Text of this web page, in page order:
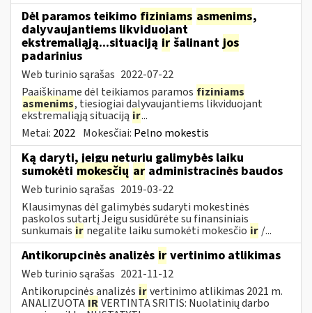
Dėl paramos teikimo fiziniams asmenims,
dalyvaujantiems likviduojant
ekstremaliąją...situaciją ir šalinant jos
padarinius
Web turinio sąrašas 2022-07-22
Paaiškiname dėl teikiamos paramos fiziniams
asmenims, tiesiogiai dalyvaujantiems likviduojant
ekstremaliąją situaciją ir...
Metai: 2022 Mokesčiai: Pelno mokestis
Ką daryti, jeigu neturiu galimybės laiku
sumokėti mokesčių ar administracinės baudos
Web turinio sąrašas 2019-03-22
Klausimynas dėl galimybės sudaryti mokestinės
paskolos sutartį Jeigu susidūrėte su finansiniais
sunkumais ir negalite laiku sumokėti mokesčio ir /...
Antikorupcinės analizės ir vertinimo atlikimas
Web turinio sąrašas 2021-11-12
Antikorupcinės analizės irvertinimo atlikimas 2021 m.
ANALIZUOTA IRVERTINTA SRITIS: Nuolatinių darbo